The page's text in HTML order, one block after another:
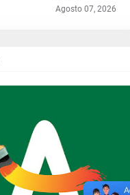
Agosto 07, 2026